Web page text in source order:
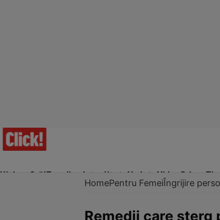
Ultima Oră!Trending Actualitate Vedete Video Prime Time
HomePentru FemeiÎngrijire
Remedii care şterg